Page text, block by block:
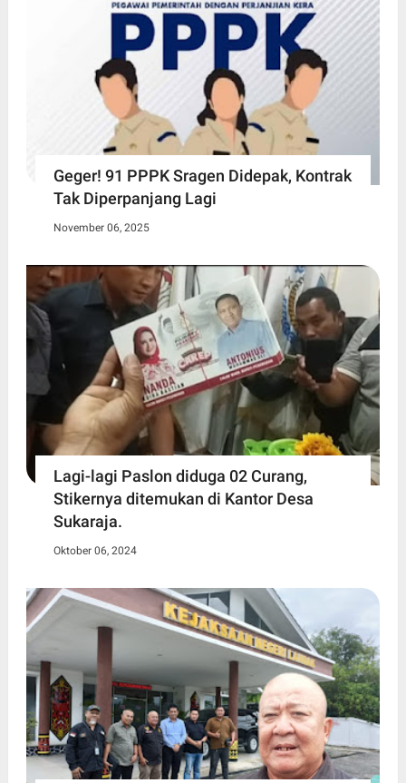
Geger! 91 PPPK Sragen Didepak, Kontrak
Tak Diperpanjang Lagi
November 06, 2025
Lagi-lagi Paslon diduga 02 Curang,
Stikernya ditemukan di Kantor Desa
Sukaraja.
Oktober 06, 2024